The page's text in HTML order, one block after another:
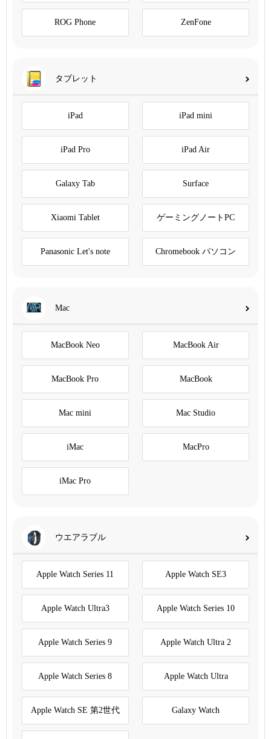
ROG Phone ZenFone
タブレット
iPad iPad mini
iPad Pro iPad Air
Galaxy Tab Surface
Xiaomi Tablet ゲーミングノートPC
Panasonic Let's note Chromebook パソコン
Mac
MacBook Neo MacBook Air
MacBook Pro MacBook
Mac mini Mac Studio
iMac MacPro
iMac Pro
ウエアラブル
Apple Watch Series 11 Apple Watch SE3
Apple Watch Ultra3 Apple Watch Series 10
Apple Watch Series 9 Apple Watch Ultra 2
Apple Watch Series 8 Apple Watch Ultra
Apple Watch SE 第2世代 Galaxy Watch